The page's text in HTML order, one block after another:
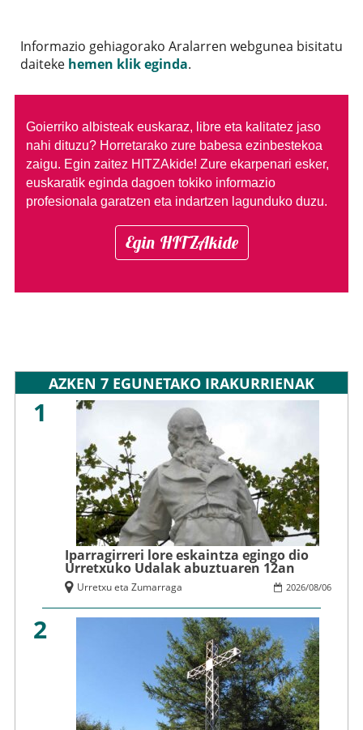
Informazio gehiagorako Aralarren webgunea bisitatu
daiteke hemen klik eginda.
Goierriko albisteak euskaraz, libre eta kalitatez jaso
nahi dituzu? Horretarako zure babesa ezinbestekoa
zaigu. Egin zaitez HITZAkide! Zure ekarpenari esker,
euskaratik eginda dagoen tokiko informazio
profesionala garatzen eta indartzen lagunduko duzu.
Egin HITZAkide
AZKEN 7 EGUNETAKO IRAKURRIENAK
1
Iparragirreri lore eskaintza egingo dio
Urretxuko Udalak abuztuaren 12an
2026/08/06
Urretxu eta Zumarraga
2